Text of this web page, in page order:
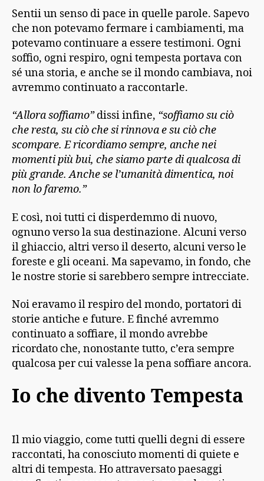
Sentii un senso di pace in quelle parole. Sapevo
che non potevamo fermare i cambiamenti, ma
potevamo continuare a essere testimoni. Ogni
soffio, ogni respiro, ogni tempesta portava con
sé una storia, e anche se il mondo cambiava, noi
avremmo continuato a raccontarle.
“Allora soffiamo”dissi infine, “soffiamo su ciò
che resta, su ciò che si rinnova e su ciò che
scompare. E ricordiamo sempre, anche nei
momenti più bui, che siamo parte di qualcosa di
più grande. Anche se l’umanità dimentica, noi
non lo faremo.”
E così, noi tutti ci disperdemmo di nuovo,
ognuno verso la sua destinazione. Alcuni verso
il ghiaccio, altri verso il deserto, alcuni verso le
foreste e gli oceani. Ma sapevamo, in fondo, che
le nostre storie si sarebbero sempre intrecciate.
Noi eravamo il respiro del mondo, portatori di
storie antiche e future. E finché avremmo
continuato a soffiare, il mondo avrebbe
ricordato che, nonostante tutto, c’era sempre
qualcosa per cui valesse la pena soffiare ancora.
Io che divento Tempesta
Il mio viaggio, come tutti quelli degni di essere
raccontati, ha conosciuto momenti di quiete e
altri di tempesta. Ho attraversato paesaggi